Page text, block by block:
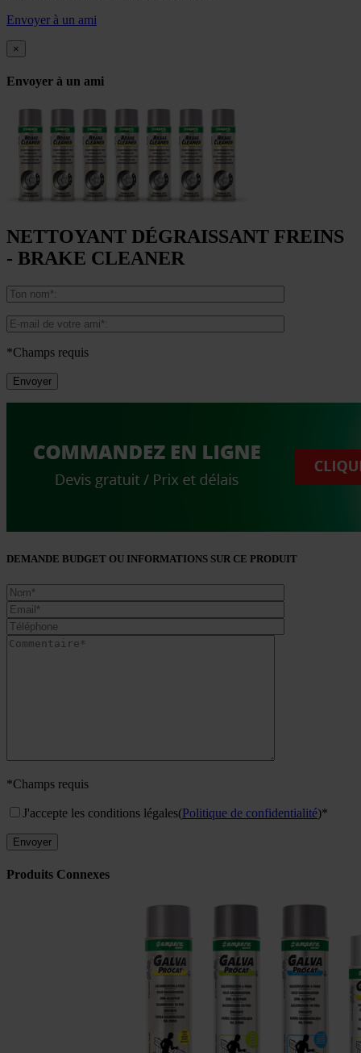
Envoyer à un ami
×
Envoyer à un ami
NETTOYANT DÉGRAISSANT FREINS
- BRAKE CLEANER
*Champs requis
DEMANDE BUDGET OU INFORMATIONS SUR CE PRODUIT
*Champs requis
J'accepte les conditions légales(Politique de confidentialité)*
Produits Connexes